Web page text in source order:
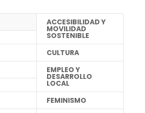
ACCESIBILIDAD Y
MOVILIDAD
SOSTENIBLE
CULTURA
EMPLEO Y
DESARROLLO
LOCAL
FEMINISMO